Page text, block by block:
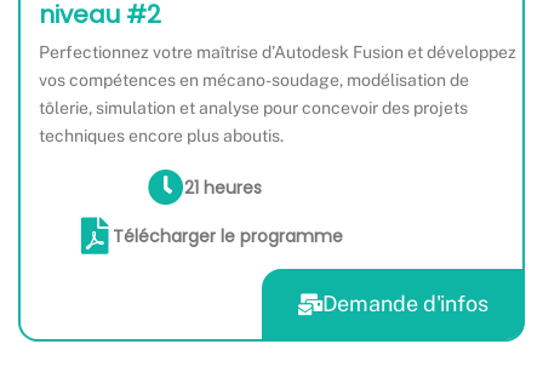
niveau #2
Perfectionnez votre maîtrise d’Autodesk Fusion et développez
vos compétences en mécano-soudage, modélisation de
tôlerie, simulation et analyse pour concevoir des projets
techniques encore plus aboutis.
21 heures
Télécharger le programme
Demande d'infos